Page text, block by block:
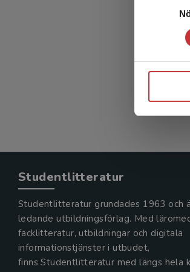
Studentlitteratur
Studentlitteratur grundades 1963 och
ledande utbildningsförlag. Med
facklitteratur, utbildningar och digitala
informationstjänster i utbudet,
finns Studentlitteratur med längs hela